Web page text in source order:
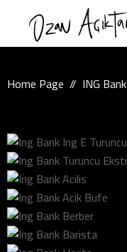
Home Page ING Bank